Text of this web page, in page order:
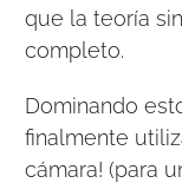
que la teoría
completo.
Dominando
finalmente
cámara! (para